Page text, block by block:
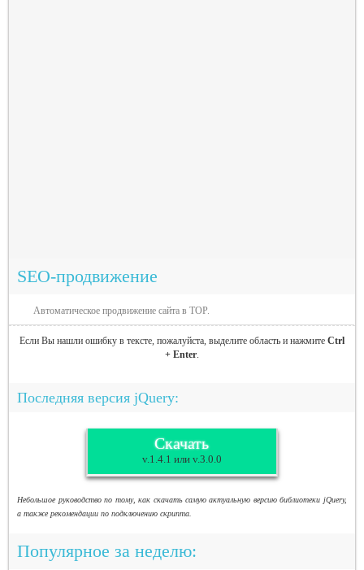
SEO-продвижение
Автоматическое продвижение сайта в TOP.
Если Вы нашли ошибку в тексте, пожалуйста, выделите область и нажмите Ctrl
+ Enter.
Последняя версия jQuery:
Скачать
v.1.4.1 или v.3.0.0
Небольшое руководство по тому, как скачать самую актуальную версию библиотеки jQuery,
а также рекомендации по подключению скрипта.
Популярное за неделю: